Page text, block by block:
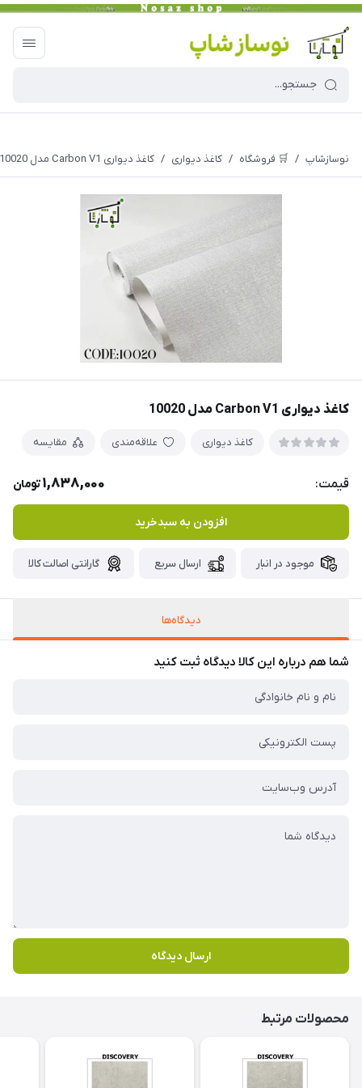
نوسازشاپ / 🛒 فروشگاه / کاغذ دیواری / کاغذ دیواری Carbon V1 مدل 10020
کاغذ دیواری Carbon V1 مدل 10020
کاغذ دیواری علاقه‌مندی مقایسه
قیمت: 1,838,000تومان
افزودن به سبدخرید
موجود در انبار ارسال سریع گارانتی اصالت کالا
دیدگاه‌ها
شما هم درباره این کالا دیدگاه ثبت کنید
ارسال دیدگاه
محصولات مرتبط